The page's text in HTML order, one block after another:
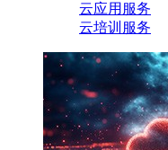
云应用服务
云培训服务